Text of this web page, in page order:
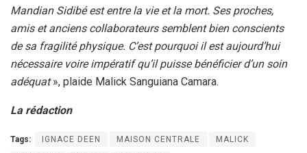
Mandian Sidibé est entre la vie et la mort. Ses proches,
amis et anciens collaborateurs semblent bien conscients
de sa fragilité physique. C’est pourquoi il est aujourd’hui
nécessaire voire impératif qu’il puisse bénéficier d’un soin
adéquat», plaide Malick Sanguiana Camara.
La rédaction
Tags: IGNACE DEEN MAISON CENTRALE MALICK